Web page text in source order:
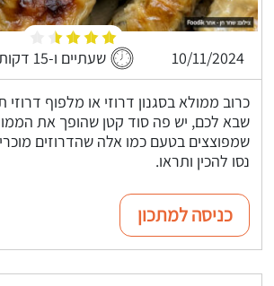
10/11/2024 שעתיים ו-15 דקות
כרוב ממולא בסגנון דרוזי או מלפוף
שבא לכם, יש פה סוד קטן שהופך את
שמפוצצים בטעם כמו אלה שהדרוזים
נסו להכין ותראו.
כניסה למתכון